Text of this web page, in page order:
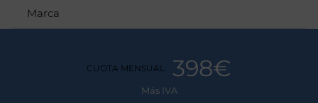
Marca
CUOTA MENSUAL 398€
Más IVA